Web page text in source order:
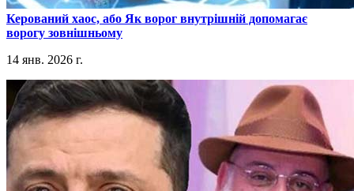
​Керований хаос, або Як ворог внутрішній допомагає
ворогу зовнішньому
14 янв. 2026 г.